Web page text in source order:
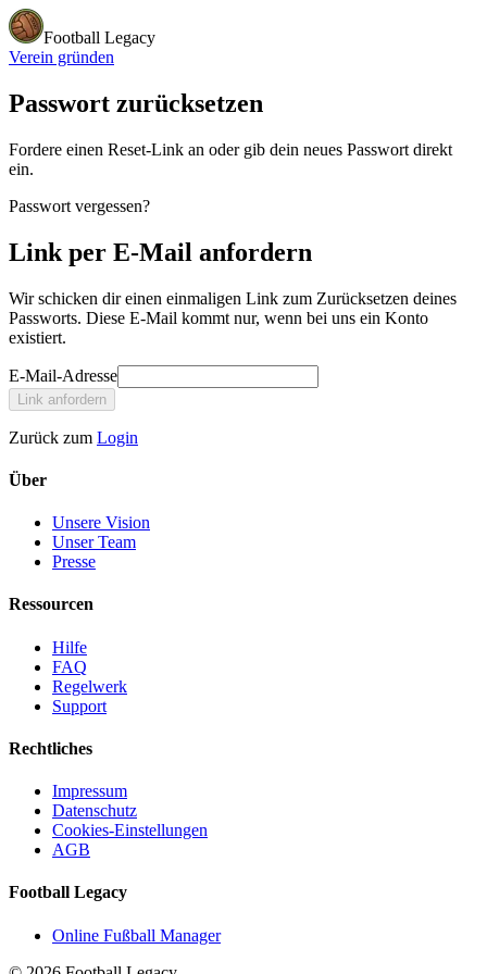
Football Legacy
Verein gründen
Passwort zurücksetzen
Fordere einen Reset-Link an oder gib dein neues Passwort direkt
ein.
Passwort vergessen?
Link per E-Mail anfordern
Wir schicken dir einen einmaligen Link zum Zurücksetzen deines
Passworts. Diese E-Mail kommt nur, wenn bei uns ein Konto
existiert.
E-Mail-Adresse
Link anfordern
Zurück zum Login
Über
Unsere Vision
Unser Team
Presse
Ressourcen
Hilfe
FAQ
Regelwerk
Support
Rechtliches
Impressum
Datenschutz
Cookies-Einstellungen
AGB
Football Legacy
Online Fußball Manager